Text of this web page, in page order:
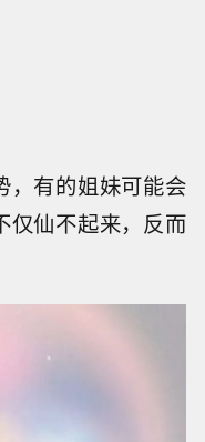
，有的姐妹可能会
仅仙不起来，反而